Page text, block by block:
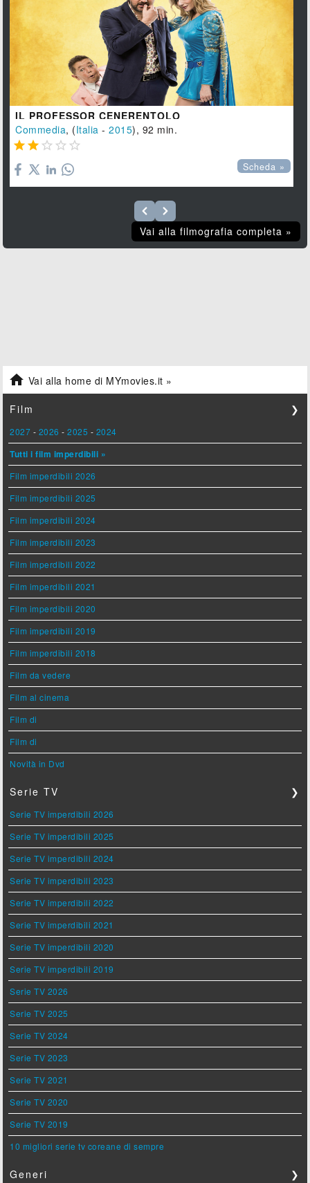
IL PROFESSOR CENERENTOLO
Commedia, (Italia -2015), 92 min.
    
Scheda »
Vai alla filmografia completa »
 Vai alla home di MYmovies.it »
Film ❯
2027 - 2026 -2025 - 2024
Tutti i film imperdibili »
Film imperdibili 2026
Film imperdibili 2025
Film imperdibili 2024
Film imperdibili 2023
Film imperdibili 2022
Film imperdibili 2021
Film imperdibili 2020
Film imperdibili 2019
Film imperdibili 2018
Film da vedere
Film al cinema
Film di
Film di
Novità in Dvd
Serie TV ❯
Serie TV imperdibili 2026
Serie TV imperdibili 2025
Serie TV imperdibili 2024
Serie TV imperdibili 2023
Serie TV imperdibili 2022
Serie TV imperdibili 2021
Serie TV imperdibili 2020
Serie TV imperdibili 2019
Serie TV 2026
Serie TV 2025
Serie TV 2024
Serie TV 2023
Serie TV 2021
Serie TV 2020
Serie TV 2019
10 migliori serie tv coreane di sempre
Generi ❯